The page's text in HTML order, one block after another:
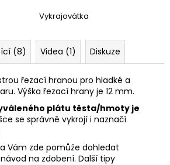
Vykrajovátka
(8) Videa (1) Diskuze
řezací hranou pro hladké a
Výška řezací hrany je 12 mm.
plátu těsta/hmoty je
se správně vykrojí i naznačí
Vám zde pomůže dohledat
na zdobení. Další tipy